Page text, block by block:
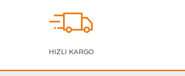
HIZLI KARGO